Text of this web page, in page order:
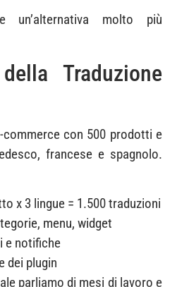
molto più
Traduzione
commerce con 500 prodotti e
francese e spagnolo.
x 3 lingue = 1.500 traduzioni
menu, widget
e notifiche
dei plugin
parliamo di mesi di lavoro e